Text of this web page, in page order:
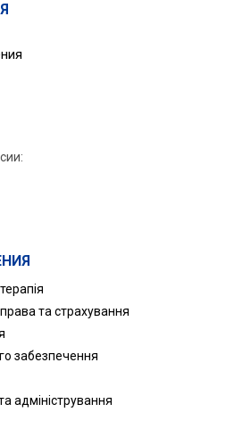
:
та страхування
забезпечення
адміністрування